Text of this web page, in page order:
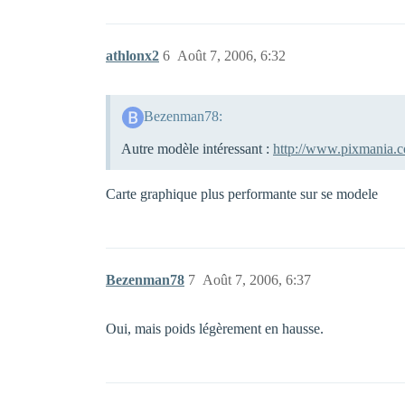
athlonx2 Août 7, 2006, 6:32
6
Bezenman78:
Autre modèle intéressant : http://
Carte graphique plus performante sur se modele
Bezenman78 Août 7, 2006, 6:37
7
Oui, mais poids légèrement en hausse.